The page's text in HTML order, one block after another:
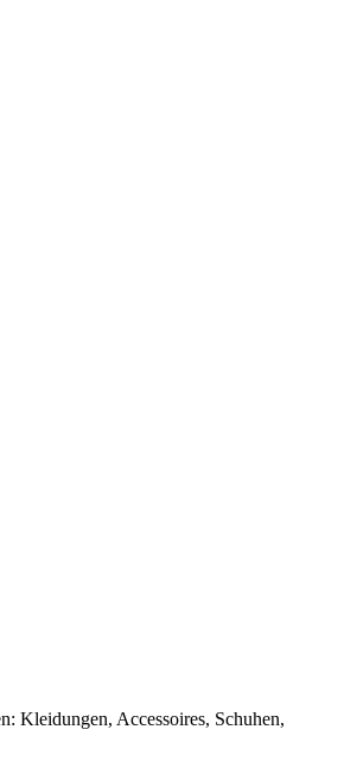
Kleidungen, Accessoires, Schuhen,